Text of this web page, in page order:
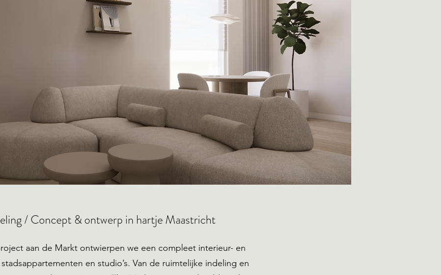
/ Concept & ontwerp in hartje Maastricht
aan de Markt ontwierpen we een compleet interieur- en
en studio’s. Van de ruimtelijke indeling en